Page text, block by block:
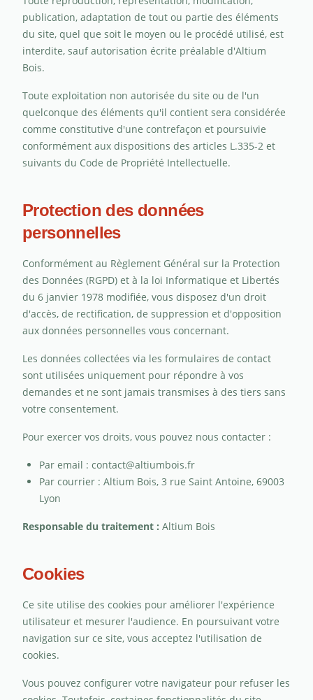
publication, adaptation de tout ou partie des éléments
du site, quel que soit le moyen ou le procédé utilisé, est
interdite, sauf autorisation écrite préalable d'Altium
Bois.
Toute exploitation non autorisée du site ou de l'un
quelconque des éléments qu'il contient sera considérée
comme constitutive d'une contrefaçon et poursuivie
conformément aux dispositions des articles L.335-2 et
suivants du Code de Propriété Intellectuelle.
Protection des données
personnelles
Conformément au Règlement Général sur la Protection
des Données (RGPD) et à la loi Informatique et Libertés
du 6 janvier 1978 modifiée, vous disposez d'un droit
d'accès, de rectification, de suppression et d'opposition
aux données personnelles vous concernant.
Les données collectées via les formulaires de contact
sont utilisées uniquement pour répondre à vos
demandes et ne sont jamais transmises à des tiers sans
votre consentement.
Pour exercer vos droits, vous pouvez nous contacter :
Par email : contact@altiumbois.fr
Par courrier : Altium Bois, 3 rue Saint Antoine, 69003
Lyon
Responsable du traitement : Altium Bois
Cookies
Ce site utilise des cookies pour améliorer l'expérience
utilisateur et mesurer l'audience. En poursuivant votre
navigation sur ce site, vous acceptez l'utilisation de
cookies.
Vous pouvez configurer votre navigateur pour refuser les